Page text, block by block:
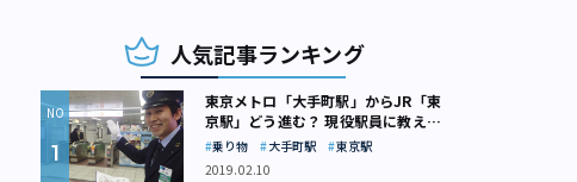
人気記事ランキング
東京メトロ「大手町駅」からJR「東
京駅」どう進む？ 現役駅員に教えて
もらいました
乗り物 大手町駅
東京駅
2019.02.10